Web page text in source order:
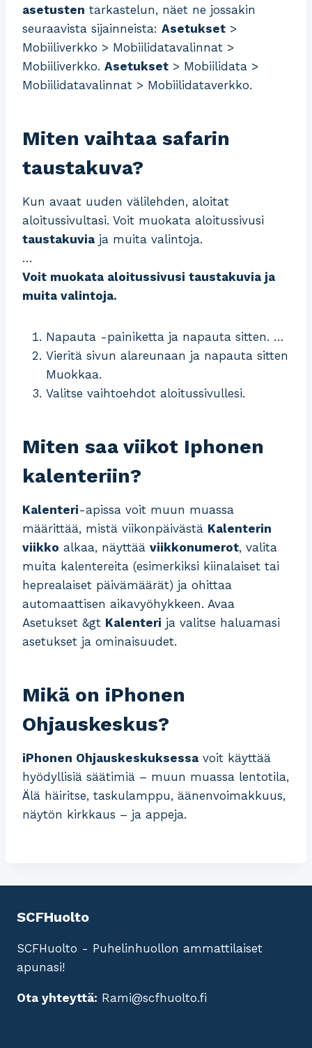
asetusten tarkastelun, näet ne jossakin
seuraavista sijainneista: Asetukset >
Mobiiliverkko > Mobiilidatavalinnat >
Mobiiliverkko. Asetukset > Mobiilidata >
Mobiilidatavalinnat > Mobiilidataverkko.
Miten vaihtaa safarin
taustakuva?
Kun avaat uuden välilehden, aloitat
aloitussivultasi. Voit muokata aloitussivusi
taustakuvia ja muita valintoja.
…
Voit muokata aloitussivusi taustakuvia ja
muita valintoja.
Napauta -painiketta ja napauta sitten. …
Vieritä sivun alareunaan ja napauta sitten
Muokkaa.
Valitse vaihtoehdot aloitussivullesi.
Miten saa viikot Iphonen
kalenteriin?
Kalenteri-apissa voit muun muassa
määrittää, mistä viikonpäivästä Kalenterin
viikko alkaa, näyttää viikkonumerot, valita
muita kalentereita (esimerkiksi kiinalaiset tai
heprealaiset päivämäärät) ja ohittaa
automaattisen aikavyöhykkeen. Avaa
Asetukset &gt Kalenteri ja valitse haluamasi
asetukset ja ominaisuudet.
Mikä on iPhonen
Ohjauskeskus?
iPhonen Ohjauskeskuksessa voit käyttää
hyödyllisiä säätimiä – muun muassa lentotila,
Älä häiritse, taskulamppu, äänenvoimakkuus,
näytön kirkkaus – ja appeja.
SCFHuolto
SCFHuolto - Puhelinhuollon ammattilaiset
apunasi!
Ota yhteyttä: Rami@scfhuolto.fi